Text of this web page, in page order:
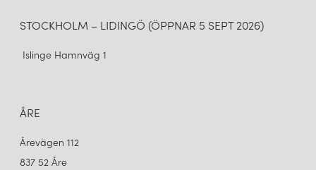
STOCKHOLM – LIDINGÖ (ÖPPNAR 5 SEPT 2026)
Islinge Hamnväg 1
ÅRE
Årevägen 112
837 52 Åre